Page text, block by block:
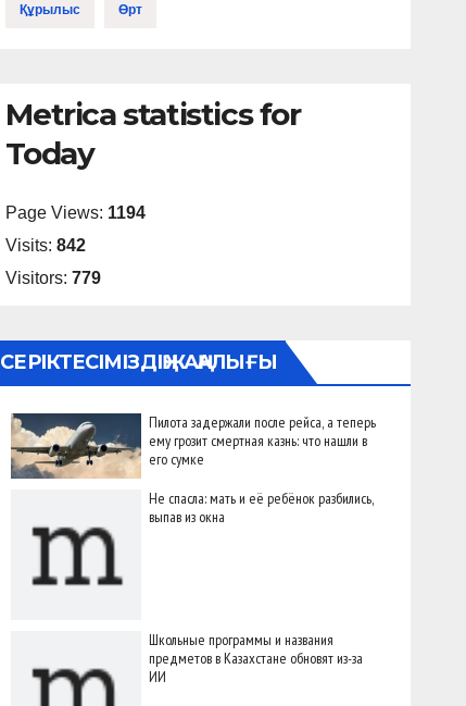
Құрылыс Өрт
Metrica statistics for
Today
Page Views: 1194
Visits:842
Visitors:779
СЕРІКТЕСІМІЗДІҢ ЖАҢАЛЫҒЫ
Пилота задержали после рейса, а теперь
ему грозит смертная казнь: что нашли в
его сумке
Не спасла: мать и её ребёнок разбились,
выпав из окна
Школьные программы и названия
предметов в Казахстане обновят из-за
ИИ